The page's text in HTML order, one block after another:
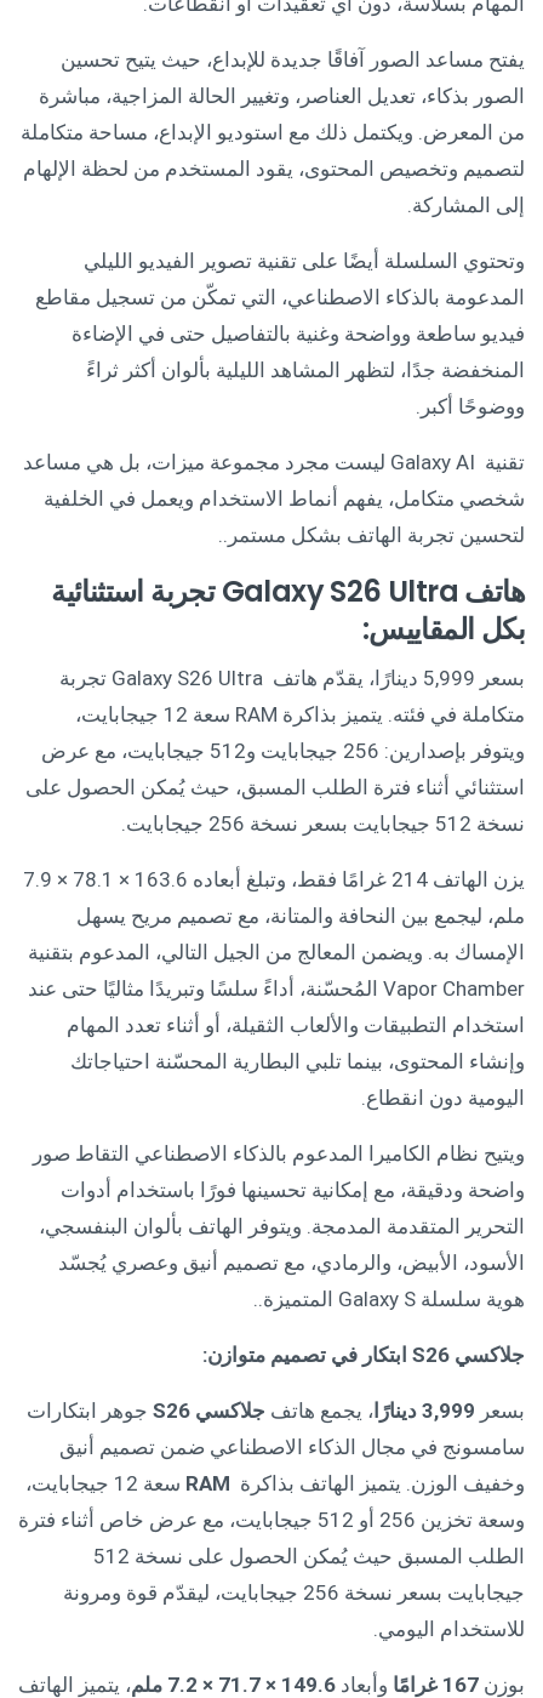
يفتح مساعد الصور آفاقًا جديدة للإبداع، حيث يتيح تحسين
الصور بذكاء، تعديل العناصر، وتغيير الحالة المزاجية، مباشرة
من المعرض. ويكتمل ذلك مع استوديو الإبداع، مساحة متكاملة
لتصميم وتخصيص المحتوى، يقود المستخدم من لحظة الإلهام
إلى المشاركة.
وتحتوي السلسلة أيضًا على تقنية تصوير الفيديو الليلي
المدعومة بالذكاء الاصطناعي، التي تمكّن من تسجيل مقاطع
فيديو ساطعة وواضحة وغنية بالتفاصيل حتى في الإضاءة
المنخفضة جدًا، لتظهر المشاهد الليلية بألوان أكثر ثراءً
ووضوحًا أكبر.
تقنية Galaxy AI ليست مجرد مجموعة ميزات، بل هي مساعد
شخصي متكامل، يفهم أنماط الاستخدام ويعمل في الخلفية
لتحسين تجربة الهاتف بشكل مستمر..
هاتف Galaxy S26 Ultra تجربة استثنائية
بكل المقاييس:
بسعر 5,999 دينارًا، يقدّم هاتف Galaxy S26 Ultra تجربة
متكاملة في فئته. يتميز بذاكرة RAM سعة 12 جيجابايت،
ويتوفر بإصدارين: 256 جيجابايت و512 جيجابايت، مع عرض
استثنائي أثناء فترة الطلب المسبق، حيث يُمكن الحصول على
نسخة 512 جيجابايت بسعر نسخة 256 جيجابايت.
يزن الهاتف 214 غرامًا فقط، وتبلغ أبعاده 163.6 × 78.1 × 7.9
ملم، ليجمع بين النحافة والمتانة، مع تصميم مريح يسهل
الإمساك به. ويضمن المعالج من الجيل التالي، المدعوم بتقنية
Vapor Chamber المُحسّنة، أداءً سلسًا وتبريدًا مثاليًا حتى عند
استخدام التطبيقات والألعاب الثقيلة، أو أثناء تعدد المهام
وإنشاء المحتوى، بينما تلبي البطارية المحسّنة احتياجاتك
اليومية دون انقطاع.
ويتيح نظام الكاميرا المدعوم بالذكاء الاصطناعي التقاط صور
واضحة ودقيقة، مع إمكانية تحسينها فورًا باستخدام أدوات
التحرير المتقدمة المدمجة. ويتوفر الهاتف بألوان البنفسجي،
الأسود، الأبيض، والرمادي، مع تصميم أنيق وعصري يُجسّد
هوية سلسلة Galaxy S المتميزة..
جلاكسي ابتكار في تصميم متوازن:
بسعر 3,999 دينارًا، يجمع هاتف جلاكسي
جوهر ابتكارات
سامسونج في مجال الذكاء الاصطناعي ضمن تصميم أنيق
وخفيف الوزن. يتميز الهاتف بذاكرة RAM
سعة 12 جيجابايت،
وسعة تخزين 256 أو 512 جيجابايت، مع عرض خاص أثناء فترة
الطلب المسبق حيث يُمكن الحصول على نسخة 512
جيجابايت بسعر نسخة 256 جيجابايت، ليقدّم قوة ومرونة
للاستخدام اليومي.
بوزن 167 غرامًا وأبعاد 149.6 × 71.7 × 7.2 ملم، يتميز الهاتف